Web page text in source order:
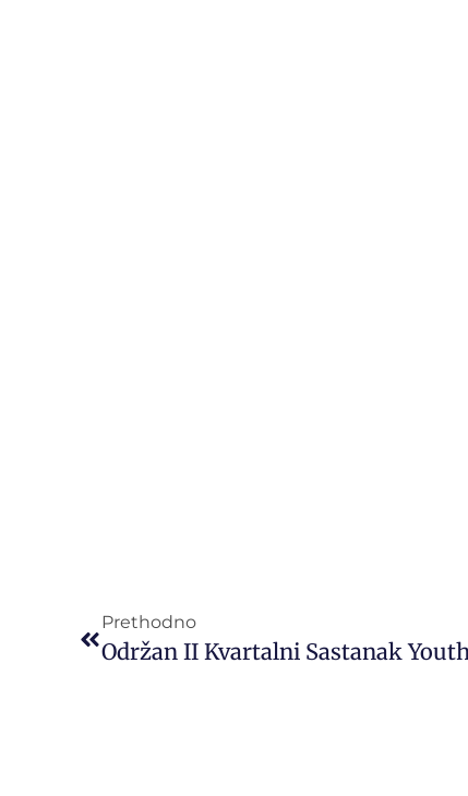
Prethodno
Održan II Kvartalni Sastanak